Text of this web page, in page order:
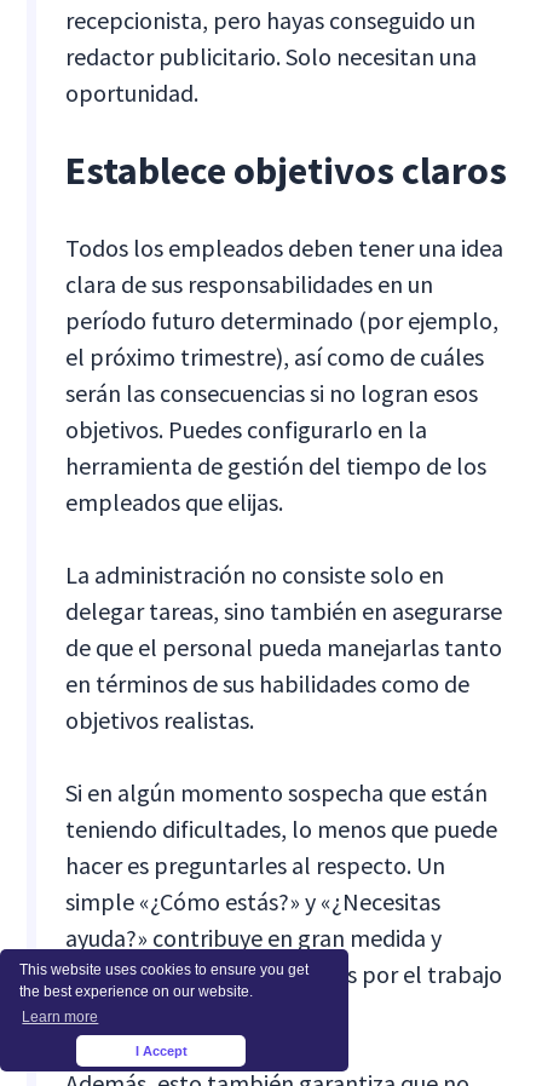
This website uses cookies to ensure you get
the best experience on our website.
Learn more
I Accept
recepcionista, pero hayas conseguido un
redactor publicitario. Solo necesitan una
oportunidad.
Establece objetivos claros
Todos los empleados deben tener una idea
clara de sus responsabilidades en un
período futuro determinado (por ejemplo,
el próximo trimestre), así como de cuáles
serán las consecuencias si no logran esos
objetivos. Puedes configurarlo en la
herramienta de gestión del tiempo de los
empleados que elijas.
La administración no consiste solo en
delegar tareas, sino también en asegurarse
de que el personal pueda manejarlas tanto
en términos de sus habilidades como de
objetivos realistas.
Si en algún momento sospecha que están
teniendo dificultades, lo menos que puede
hacer es preguntarles al respecto. Un
simple «¿Cómo estás?» y «¿Necesitas
ayuda?» contribuye en gran medida y
demuestra que te preocupas por el trabajo
y el empleado.